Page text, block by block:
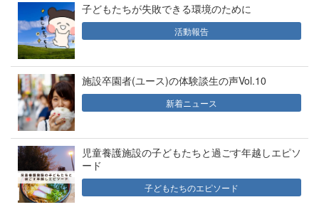
子どもたちが失敗できる環境のために
活動報告
施設卒園者(ユース)の体験談生の声Vol.10
新着ニュース
児童養護施設の子どもたちと過ごす年越しエピソ
ード
子どもたちのエピソード